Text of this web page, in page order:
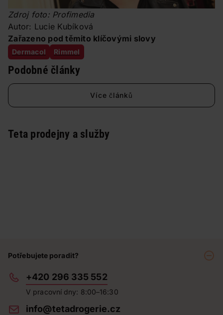
Zdroj foto: Profimedia
Autor: Lucie Kubíková
Zařazeno pod těmito klíčovými slovy
Dermacol Rimmel
Podobné články
Více článků
Teta prodejny a služby
Potřebujete poradit?
+420 296 335 552
V pracovní dny: 8:00–16:30
info@tetadrogerie.cz